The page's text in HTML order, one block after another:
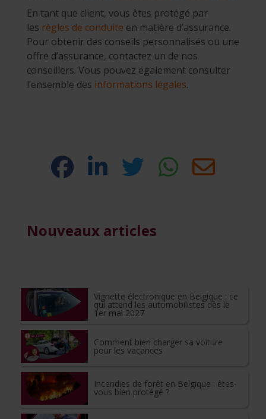
En tant que client, vous êtes protégé par
les règles de conduite en matière d’assurance.
Pour obtenir des conseils personnalisés ou une
offre d’assurance, contactez un de nos
conseillers. Vous pouvez également consulter
l’ensemble des informations légales.
Nouveaux articles
Vignette électronique en Belgique : ce
qui attend les automobilistes dès le
1er mai 2027
Comment bien charger sa voiture
pour les vacances
Incendies de forêt en Belgique : êtes-
vous bien protégé ?